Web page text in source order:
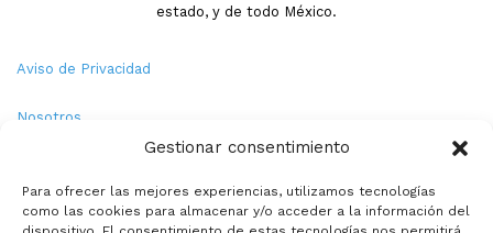
Gestionar consentimiento
Para ofrecer las mejores experiencias, utilizamos tecnologías
como las cookies para almacenar y/o acceder a la información del
estado, y de todo México.
Aviso de Privacidad
Nosotros
Política de Cookies